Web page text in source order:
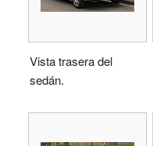
Vista trasera del
sedán.